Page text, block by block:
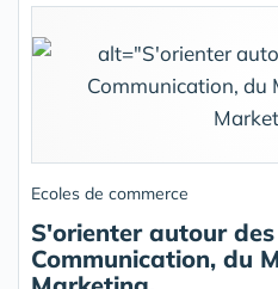
Ecoles de commerce
S'orienter autour
Communication, du